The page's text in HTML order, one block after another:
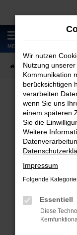
Zum
Hauptinhalt
springen
MENÜ
Startseite
Fehler:
Beim Laden
Hier sind ein
Wir nutzen
Nutzung
Kommunikation
berücksichtigen
verarbeiten
wenn Sie uns
einem späteren
Sie die
Weitere
Impressum
Folgende
Essentiell
Diese